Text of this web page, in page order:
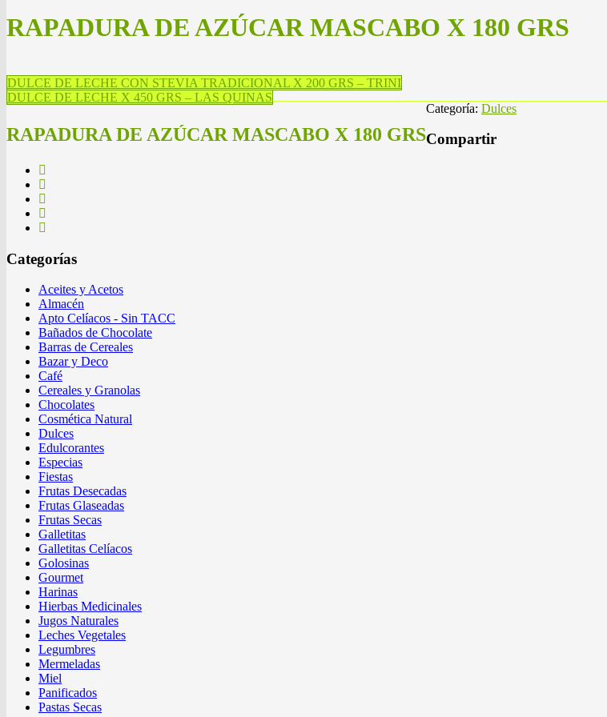
RAPADURA DE AZÚCAR MASCABO X 180 GRS
DULCE DE LECHE CON STEVIA TRADICIONAL X 200 GRS – TRINI
DULCE DE LECHE X 450 GRS – LAS QUINAS
RAPADURA DE AZÚCAR MASCABO X 180 GRS
Categoría: Dulces
Compartir
Categorías
Aceites y Acetos
Almacén
Apto Celíacos - Sin TACC
Bañados de Chocolate
Barras de Cereales
Bazar y Deco
Café
Cereales y Granolas
Chocolates
Cosmética Natural
Dulces
Edulcorantes
Especias
Fiestas
Frutas Desecadas
Frutas Glaseadas
Frutas Secas
Galletitas
Galletitas Celíacos
Golosinas
Gourmet
Harinas
Hierbas Medicinales
Jugos Naturales
Leches Vegetales
Legumbres
Mermeladas
Miel
Panificados
Pastas Secas